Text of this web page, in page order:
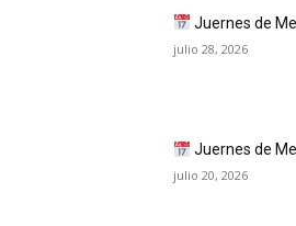
Juernes de
julio 28, 2026
Juernes de
julio 20, 2026